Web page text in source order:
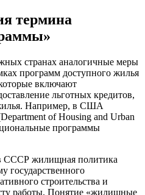
термина
странах аналогичные меры
программ доступного жилья
включают
льготных кредитов,
Например, в США
of Housing and Urban
программы
СССР жилищная политика
государственного
строительства и
работы. Понятие «жилищные